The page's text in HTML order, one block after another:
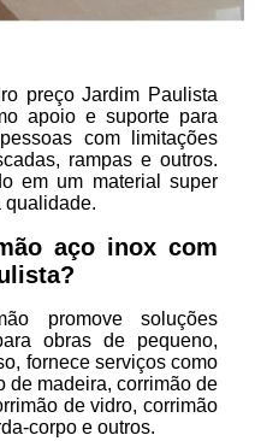
preço Jardim Paulista
apoio e suporte para
com limitações
rampas e outros.
em um material super
qualidade.
aço inox com
promove soluções
obras de pequeno,
fornece serviços como
de madeira, corrimão de
de vidro, corrimão
corpo e outros.